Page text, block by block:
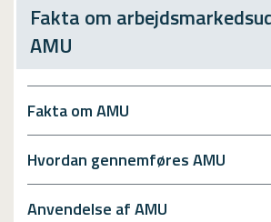
Fakta om
AMU
Fakta om AMU
Hvordan gennemføres AMU
Anvendelse af AMU